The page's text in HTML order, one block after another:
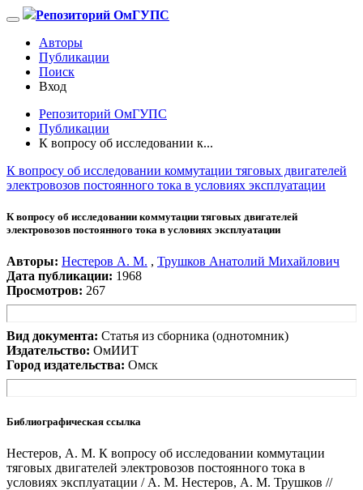
Репозиторий ОмГУПС
Авторы
Публикации
Поиск
Вход
Репозиторий ОмГУПС
Публикации
К вопросу об исследовании к...
К вопросу об исследовании коммутации тяговых двигателей
электровозов постоянного тока в условиях эксплуатации
К вопросу об исследовании коммутации тяговых двигателей
электровозов постоянного тока в условиях эксплуатации
Авторы: Нестеров А. М. , Трушков Анатолий Михайлович
Дата публикации: 1968
Просмотров: 267
Вид документа: Статья из сборника (однотомник)
Издательство: ОмИИТ
Город издательства: Омск
Библиографическая ссылка
Нестеров, А. М. К вопросу об исследовании коммутации
тяговых двигателей электровозов постоянного тока в
условиях эксплуатации / А. М. Нестеров, А. М. Трушков //